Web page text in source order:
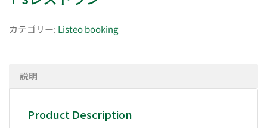
カテゴリー: Listeo booking
説明
Product Description